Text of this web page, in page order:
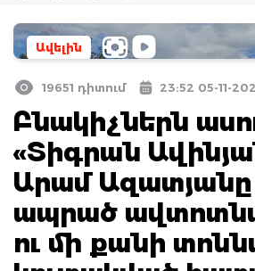
Ավելին
19651 դիտում 23:52 05-11-
Բնակիչներն
«Տիգրան
Արամ
ապրած
ու մի քանի